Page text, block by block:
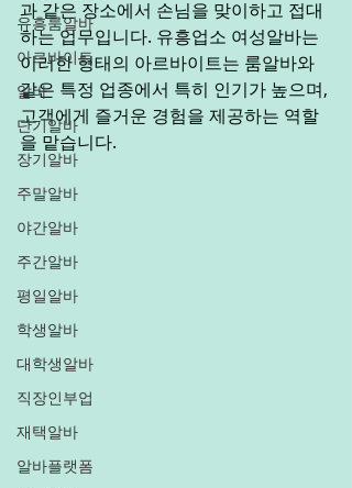
유흥룸알바
아르바이트
알바
단기알바
장기알바
주말알바
야간알바
주간알바
평일알바
학생알바
대학생알바
직장인부업
재택알바
알바플랫폼
과 같은 장소에서 손님을 맞이하고 접대
하는 업무입니다. 유흥업소 여성알바는
이러한 형태의 아르바이트는 룸알바와
같은 특정 업종에서 특히 인기가 높으며,
고객에게 즐거운 경험을 제공하는 역할
을 맡습니다.